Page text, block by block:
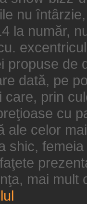
nu
la număr,
propuse de
dată, pe
care, prin
cu
ale celor
shic,
mai mult